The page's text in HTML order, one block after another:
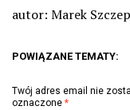
autor: Marek
POWIĄZANE TEMATY:
Twój adres email nie
oznaczone *